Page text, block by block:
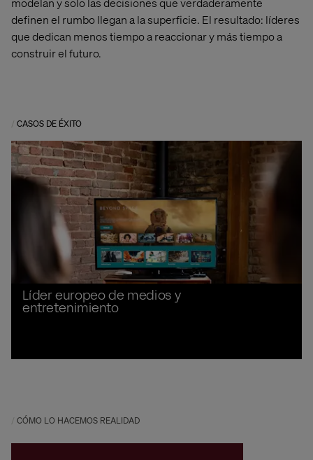
definen el rumbo llegan a la superficie. El resultado: líderes
que dedican menos tiempo a reaccionar y más tiempo a
construir el futuro.
CASOS DE ÉXITO
Líder europeo de medios y
entretenimiento
CÓMO LO HACEMOS REALIDAD